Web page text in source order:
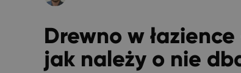
Drewno w
jak należy o nie